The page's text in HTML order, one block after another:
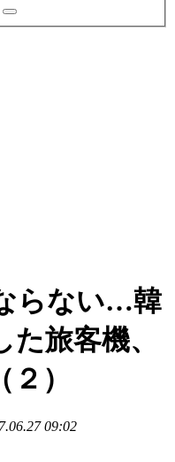
らない…韓
旅客機、
）
09:02